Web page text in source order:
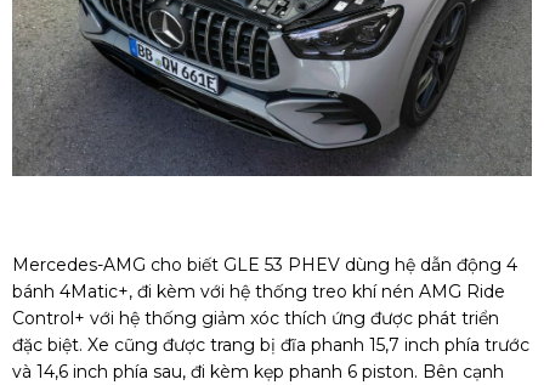
Mercedes-AMG cho biết GLE 53 PHEV dùng hệ dẫn động 4
bánh 4Matic+, đi kèm với hệ thống treo khí nén AMG Ride
Control+ với hệ thống giảm xóc thích ứng được phát triển
đặc biệt. Xe cũng được trang bị đĩa phanh 15,7 inch phía trước
và 14,6 inch phía sau, đi kèm kẹp phanh 6 piston. Bên cạnh